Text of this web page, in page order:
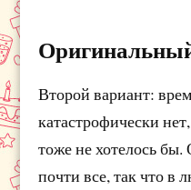
Второй вариант:
катастрофически
тоже не хотелось
почти все, так что в